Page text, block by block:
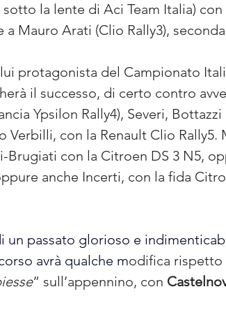
la lente di Aci Team Italia)
Mauro Arati (Clio Rally3),
protagonista del Campionato
il successo, di certo contro
Ypsilon Rally4), Severi,
Verbilli, con la Renault Clio Rally5.
con la Citroen DS 3 N5,
anche Incerti, con la fida
un passato glorioso e
avrà qualche modifica rispetto
” sull’appennino, con